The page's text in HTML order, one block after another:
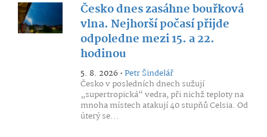
Česko dnes zasáhne bouřková
vlna. Nejhorší počasí přijde
odpoledne mezi 15. a 22.
hodinou
5. 8. 2026 •Petr Šindelář
Česko v posledních dnech sužují
„supertropická“ vedra, při nichž teploty na
mnoha místech atakují 40 stupňů Celsia. Od
úterý se...